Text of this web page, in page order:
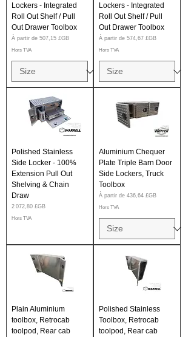
Lockers - Integrated
Roll Out Shelf / Pull
Out Drawer Toolbox
À partir de 507,15 £GB
Prix promotionnel
Hors TVA
Lockers - Integrated
Roll Out Shelf / Pull
Out Drawer Toolbox
À partir de 574,67 £GB
Prix promotionnel
Hors TVA
Polished Stainless
Side Locker - 100%
Extension Pull Out
Shelving & Chain
Draw
Prix
2 072,80 £GB
Hors TVA
Aluminium Chequer
Plate Triple Barn Door
Side Lockers, Truck
Toolbox
À partir de 436,64 £GB
Prix promotionnel
Hors TVA
Plain Aluminium
toolbox, Retrocab
toolpod, Rear cab
Polished Stainless
Toolbox, Retrocab
toolpod, Rear cab